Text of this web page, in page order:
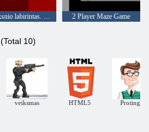
Sluoksnio labirintas. 5 dalis: Jungikliai 2 Player Maze Game
(Total 10)
veiksmas HTML5 Protingas